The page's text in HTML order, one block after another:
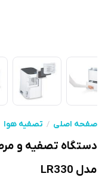
صفحه اصلی تصفیه هوا
مدل LR330